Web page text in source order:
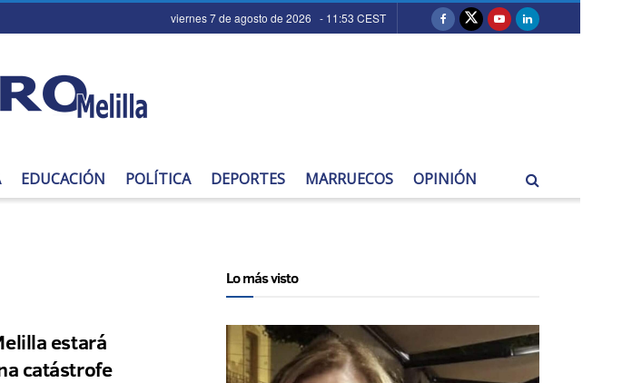
viernes 7 de agosto de 2026 - 11:53 CEST
EDUCACIÓN POLÍTICA DEPORTES MARRUECOS OPINIÓN
estará
catástrofe
Lo más visto